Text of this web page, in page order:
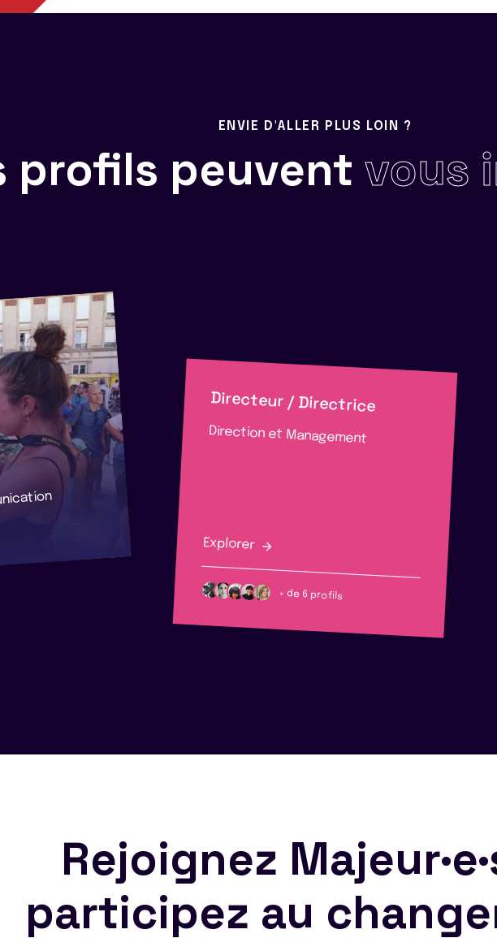
ENVIE D'ALLER PLUS LOIN ?
profils peuvent vous
Directeur / Directrice
Direction et Management
Explorer
+ de 6 profils
Rejoignez
participez au